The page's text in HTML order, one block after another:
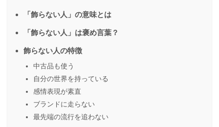
「飾らない人」の意味とは
「飾らない人」は褒め言葉？
飾らない人の特徴
中古品も使う
自分の世界を持っている
感情表現が素直
ブランドに走らない
最先端の流行を追わない